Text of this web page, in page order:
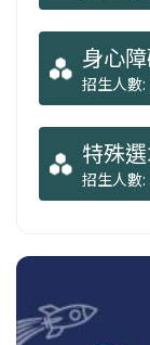
身心
招生人數:
特殊
招生人數: